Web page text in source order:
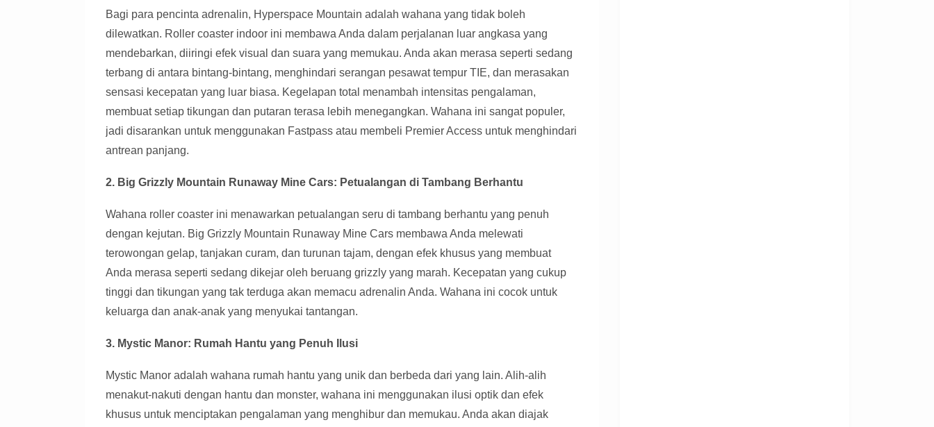
Bagi para pencinta adrenalin, Hyperspace Mountain adalah wahana yang tidak boleh
dilewatkan. Roller coaster indoor ini membawa Anda dalam perjalanan luar angkasa yang
mendebarkan, diiringi efek visual dan suara yang memukau. Anda akan merasa seperti sedang
terbang di antara bintang-bintang, menghindari serangan pesawat tempur TIE, dan merasakan
sensasi kecepatan yang luar biasa. Kegelapan total menambah intensitas pengalaman,
membuat setiap tikungan dan putaran terasa lebih menegangkan. Wahana ini sangat populer,
jadi disarankan untuk menggunakan Fastpass atau membeli Premier Access untuk menghindari
antrean panjang.
2. Big Grizzly Mountain Runaway Mine Cars: Petualangan di Tambang Berhantu
Wahana roller coaster ini menawarkan petualangan seru di tambang berhantu yang penuh
dengan kejutan. Big Grizzly Mountain Runaway Mine Cars membawa Anda melewati
terowongan gelap, tanjakan curam, dan turunan tajam, dengan efek khusus yang membuat
Anda merasa seperti sedang dikejar oleh beruang grizzly yang marah. Kecepatan yang cukup
tinggi dan tikungan yang tak terduga akan memacu adrenalin Anda. Wahana ini cocok untuk
keluarga dan anak-anak yang menyukai tantangan.
3. Mystic Manor: Rumah Hantu yang Penuh Ilusi
Mystic Manor adalah wahana rumah hantu yang unik dan berbeda dari yang lain. Alih-alih
menakut-nakuti dengan hantu dan monster, wahana ini menggunakan ilusi optik dan efek
khusus untuk menciptakan pengalaman yang menghibur dan memukau. Anda akan diajak